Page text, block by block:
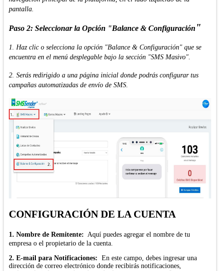
pantalla.
Paso 2: Seleccionar la Opción "Balance &Configuración "
1. Haz clic o selecciona la opción "Balance & Configuración" que se
encuentra en el menú desplegable bajo la sección "SMS Masivo".
2. Serás redirigido a una página inicial donde podrás configurar tus
campañas automatizadas de envío de SMS.
CONFIGURACIÓN DE LA CUENTA
1. Nombre de Remitente: Aquí puedes agregar el nombre de tu
empresa o el propietario de la cuenta.
2. E-mail para Notificaciones: En este campo, debes ingresar una
dirección de correo electrónico donde recibirás notificaciones,